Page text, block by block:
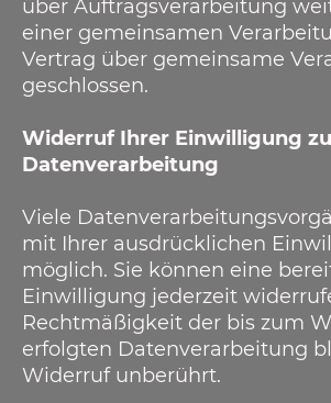
über Auftragsverarbeitung
einer gemeinsamen
Vertrag über gemeinsame
geschlossen.
Widerruf Ihrer Einwilligung
Datenverarbeitung
Viele
mit Ihrer ausdrücklichen
möglich. Sie können eine
Einwilligung jederzeit
Rechtmäßigkeit der bis zum
erfolgten Datenverarbeitung
Widerruf unberührt.